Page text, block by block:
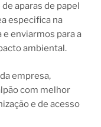
aparas de papel
especifica na
enviarmos para a
ambiental.
empresa,
com melhor
e de acesso